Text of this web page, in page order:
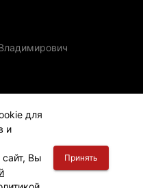
для
и
Вы
Принять